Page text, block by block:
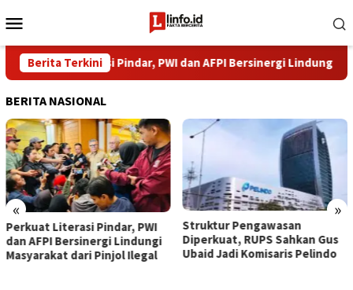
ke
Mobile
Berita Terkini
Perkuat Literasi Pindar, PWI dan AFPI Bersinergi Lindungi
BERITA NASIONAL
« »
Perkuat Literasi Pindar, PWI
dan AFPI Bersinergi Lindungi
Masyarakat dari Pinjol Ilegal
​Struktur Pengawasan
Diperkuat, RUPS Sahkan Gus
Ubaid Jadi Komisaris Pelindo